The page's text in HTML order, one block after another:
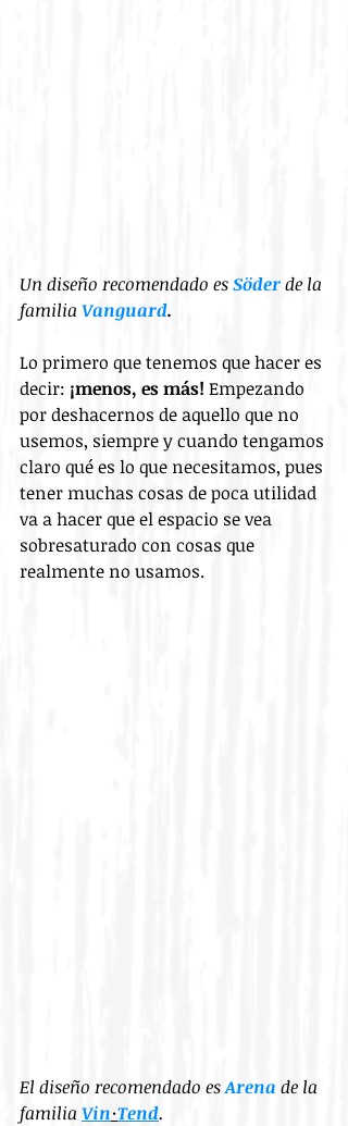
Un diseño recomendado es Söder de la
familia Vanguard.
Lo primero que tenemos que hacer es
decir: ¡menos, es más! Empezando
por deshacernos de aquello que no
usemos, siempre y cuando tengamos
claro qué es lo que necesitamos, pues
tener muchas cosas de poca utilidad
va a hacer que el espacio se vea
sobresaturado con cosas que
realmente no usamos.
El diseño recomendado es Arena de la
familia Vin·Tend.